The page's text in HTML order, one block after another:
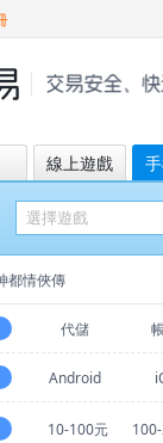
線上遊戲
都情俠傳
代儲
Android
10-100元